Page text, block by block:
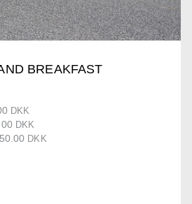
BREAKFAST
DKK
DKK
DKK